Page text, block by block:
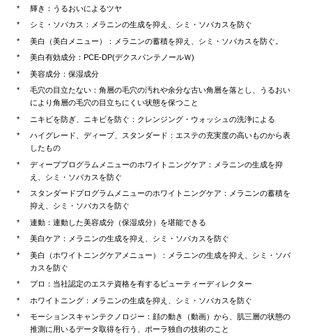
輝き：うるおいによるツヤ
シミ・ソバカス：メラニンの生成を抑え、シミ・ソバカスを防ぐ
美白（美白メニュー）：メラニンの蓄積を抑え、シミ・ソバカスを防ぐ。
美白有効成分：PCE-DP(デクスパンテノールＷ)
美容成分：保湿成分
毛穴の目立たない：角層の毛穴の汚れや余分な古い角層を落とし、うるおい
により角層の毛穴の目立ちにくい状態を保つこと
ニキビを防ぎ、ニキビを防ぐ：クレンジング・ウォッシュの洗浄による
ハイグレード、ディープ、スタンダード：エステの充実度の高いものから表
したもの
ディーププログラムメニューのホワイトニングケア：メラニンの生成を抑
え、シミ・ソバカスを防ぐ
スタンダードプログラムメニューのホワイトニングケア：メラニンの蓄積を
抑え、シミ・ソバカスを防ぐ
連動：連動した美容成分（保湿成分）を堪能できる
美白ケア：メラニンの生成を抑え、シミ・ソバカスを防ぐ
美白（ホワイトニングケアメニュー）：メラニンの生成を抑え、シミ・ソバ
カスを防ぐ
プロ：当社認定のエステ資格を有するビューティーディレクター
ホワイトニング：メラニンの生成を抑え、シミ・ソバカスを防ぐ
モーションスキャンテクノロジー：顔の動き（動画）から、肌三層の状態の
推測に用いるデータ取得を行う、ポーラ独自の技術のこと